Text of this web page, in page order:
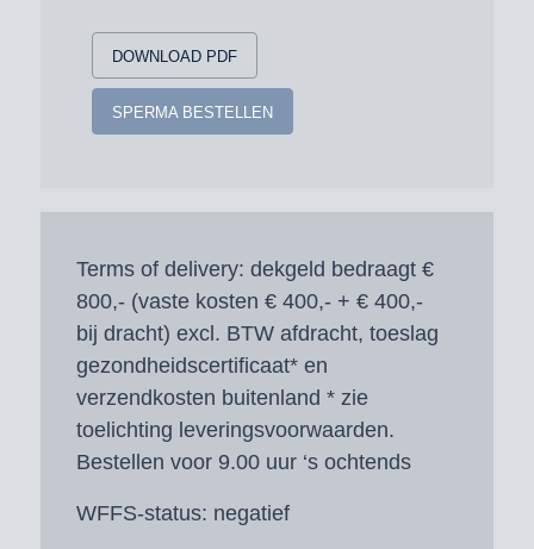
DOWNLOAD PDF
SPERMA BESTELLEN
Terms of delivery: dekgeld bedraagt €
800,- (vaste kosten € 400,- + € 400,-
bij dracht) excl. BTW afdracht, toeslag
gezondheidscertificaat* en
verzendkosten buitenland * zie
toelichting leveringsvoorwaarden.
Bestellen voor 9.00 uur ‘s ochtends
WFFS-status: negatief